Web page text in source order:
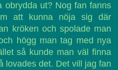
obrydda ut? Nog fan fanns
att kunna nöja sig där
kröken och spolade man
högg man tag med nya
så kunde man väl finna
lovades det. Det vill jag fan